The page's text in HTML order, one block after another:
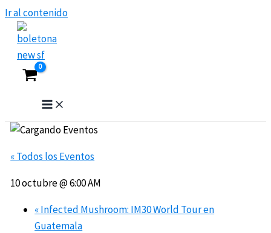
Ir al contenido
« Todos los Eventos
10 octubre @ 6:00 AM
«Infected Mushroom: IM30 World Tour en
Guatemala